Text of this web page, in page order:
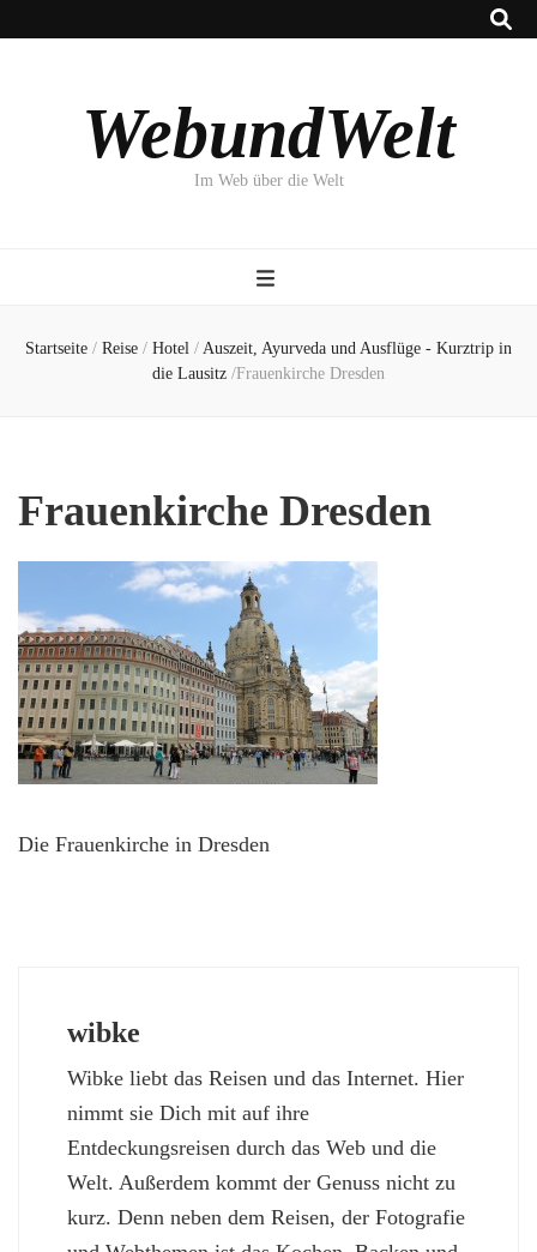
WebundWelt
Im Web über die Welt
Startseite / Reise / Hotel / Auszeit, Ayurveda und Ausflüge - Kurztrip in
die Lausitz /Frauenkirche Dresden
Frauenkirche Dresden
Die Frauenkirche in Dresden
wibke
Wibke liebt das Reisen und das Internet. Hier
nimmt sie Dich mit auf ihre
Entdeckungsreisen durch das Web und die
Welt. Außerdem kommt der Genuss nicht zu
kurz. Denn neben dem Reisen, der Fotografie